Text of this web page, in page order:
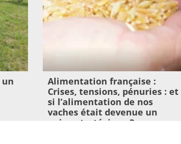
Alimentation française :
Crises, tensions, pénuries : et
si l’alimentation de nos
vaches était devenue un
enjeu stratégique ?